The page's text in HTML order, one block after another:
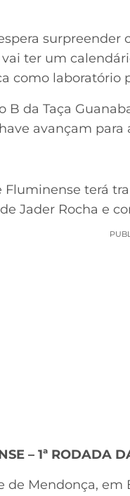
ter um
como laboratório
B da Taça
avançam para
terá
Jader Rocha e
– 1ª RODADA
de Mendonça, em